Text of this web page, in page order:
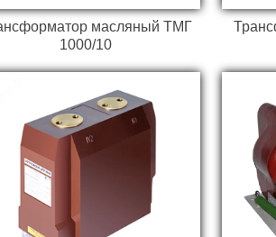
масляный ТМГ
1000/10